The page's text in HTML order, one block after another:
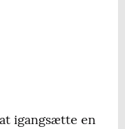
igangsætte en